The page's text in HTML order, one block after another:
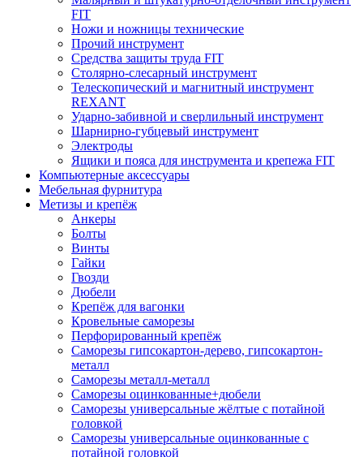
FIT
Ножи и ножницы технические
Прочий инструмент
Средства защиты труда FIT
Столярно-слесарный инструмент
Телескопический и магнитный инструмент
REXANT
Ударно-забивной и сверлильный инструмент
Шарнирно-губцевый инструмент
Электроды
Ящики и пояса для инструмента и крепежа FIT
Компьютерные аксессуары
Мебельная фурнитура
Метизы и крепёж
Анкеры
Болты
Винты
Гайки
Гвозди
Дюбели
Крепёж для вагонки
Кровельные саморезы
Перфорированный крепёж
Саморезы гипсокартон-дерево, гипсокартон-
металл
Саморезы металл-металл
Саморезы оцинкованные+дюбели
Саморезы универсальные жёлтые с потайной
головкой
Саморезы универсальные оцинкованные с
потайной головкой